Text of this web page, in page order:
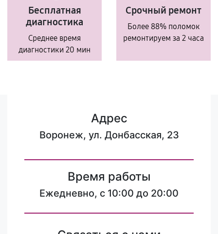
Бесплатная
диагностика
Среднее время
диагностики 20 мин
Срочный ремонт
Более 88% поломок
ремонтируем за 2 часа
Адрес
Воронеж, ул. Донбасская, 23
Время работы
Ежедневно, с 10:00 до 20:00